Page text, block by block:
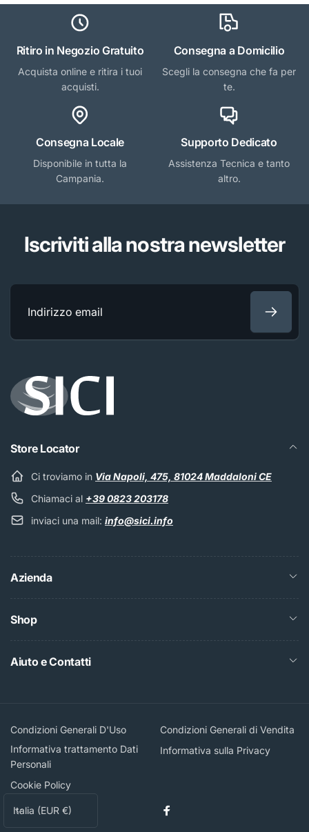
Ritiro in Negozio Gratuito
Acquista online e ritira i tuoi
acquisti.
Consegna a Domicilio
Scegli la consegna che fa per
te.
Consegna Locale
Disponibile in tutta la
Campania.
Supporto Dedicato
Assistenza Tecnica e tanto
altro.
Iscriviti alla nostra newsletter
Indirizzo
Store Locator
Ci troviamo in Via Napoli, 475, 81024 Maddaloni CE
Chiamaci al +39 0823 203178
inviaci una mail: info@sici.info
Azienda
Shop
Aiuto e Contatti
Condizioni Generali D'Uso
Condizioni Generali di Vendita
Informativa trattamento Dati
Personali
Informativa sulla Privacy
Cookie Policy
P
Italia (EUR €)
Facebook